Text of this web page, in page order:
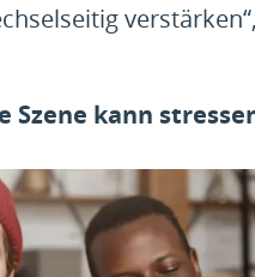
Szene kann